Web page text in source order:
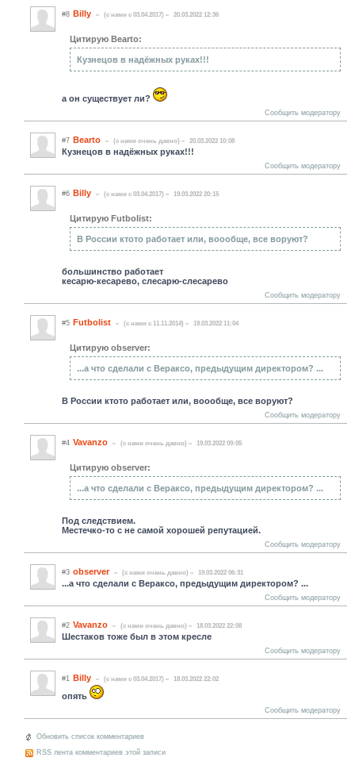
#8 Billy (c нами с 03.04.2017) 20.03.2022 12:36
Цитирую Bearto:
Кузнецов в надёжных руках!!!
а он существует ли?
Сообщить модератору
#7 Bearto (c нами очень давно) 20.03.2022 10:08
Кузнецов в надёжных руках!!!
Сообщить модератору
#6 Billy (c нами с 03.04.2017) 19.03.2022 20:15
Цитирую Futbolist:
В России ктото работает или, воообще, все воруют?
большинство работает
кесарю-кесарево, слесарю-слесарево
Сообщить модератору
#5 Futbolist (c нами с 11.11.2014) 19.03.2022 11:04
Цитирую observer:
...а что сделали с Вераксо, предыдущим директором? ...
В России ктото работает или, воообще, все воруют?
Сообщить модератору
#4 Vavanzo (c нами очень давно) 19.03.2022 09:05
Цитирую observer:
...а что сделали с Вераксо, предыдущим директором? ...
Под следствием.
Местечко-то с не самой хорошей репутацией.
Сообщить модератору
#3 observer (c нами очень давно) 19.03.2022 06:31
...а что сделали с Вераксо, предыдущим директором? ...
Сообщить модератору
#2 Vavanzo (c нами очень давно) 18.03.2022 22:08
Шестаков тоже был в этом кресле
Сообщить модератору
#1 Billy (c нами с 03.04.2017) 18.03.2022 22:02
опять
Сообщить модератору
Обновить список комментариев
RSS лента комментариев этой записи